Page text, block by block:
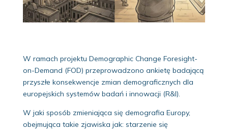
W ramach projektu Demographic Change Foresight-
on-Demand (FOD) przeprowadzono ankietę badającą
przyszłe konsekwencje zmian demograficznych dla
europejskich systemów badań i innowacji (R&I).
W jaki sposób zmieniająca się demografia Europy,
obejmująca takie zjawiska jak: starzenie się